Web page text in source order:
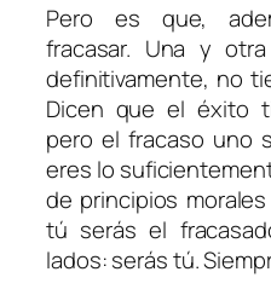
Pero es que,
fracasar. Una y
definitivamente, no
Dicen que el éxito
pero el fracaso uno
eres lo
de principios
tú serás el
lados: serás tú.